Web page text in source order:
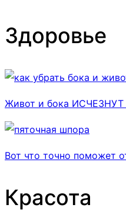
Здоровье
Живот и бока ИСЧЕЗНУТ
Вот что точно поможет
Красота